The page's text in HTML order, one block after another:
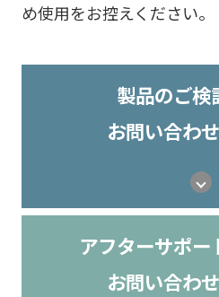
め使用をお控えください。
製品のご検
お問い合わ
アフターサポー
お問い合わ